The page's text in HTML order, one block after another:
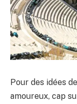
Pour des idées
amoureux, cap